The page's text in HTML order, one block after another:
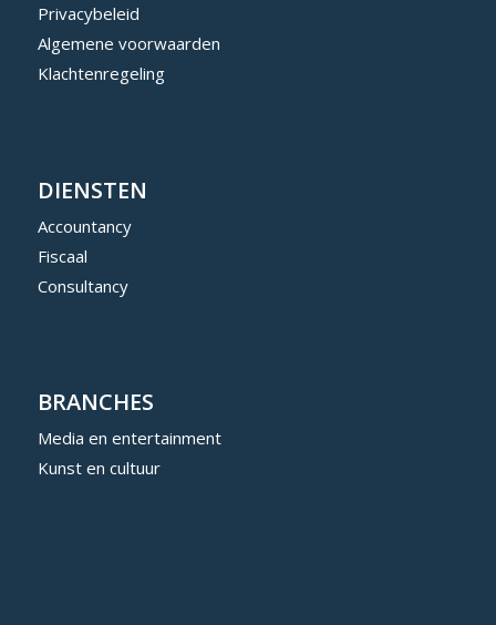
Privacybeleid
Algemene voorwaarden
Klachtenregeling
DIENSTEN
Accountancy
Fiscaal
Consultancy
BRANCHES
Media en entertainment
Kunst en cultuur